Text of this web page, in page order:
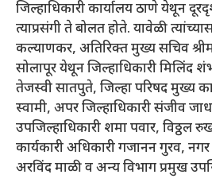
जिल्हाधिकारी कार्यालय ठाणे येथून
त्याप्रसंगी ते बोलत होते. यावेळी
कल्याणकर, अतिरिक्त मुख्य सचिव
सोलापूर येथून जिल्हाधिकारी मिलिंद
तेजस्वी सातपुते, जिल्हा परिषद मुख्य
स्वामी, अपर जिल्हाधिकारी संजीव
उपजिल्हाधिकारी शमा पवार, विठ्ठल
कार्यकारी अधिकारी गजानन गुरव,
अरविंद माळी व अन्य विभाग प्रमुख